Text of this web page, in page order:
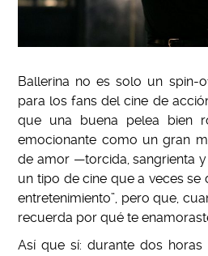
Ballerina no es solo un spin-
para los fans del cine de
que una buena pelea bien
emocionante como un gran
de amor —torcida, sangrienta
un tipo de cine que a veces se
entretenimiento”, pero que,
recuerda por qué te
Así que sí: durante dos